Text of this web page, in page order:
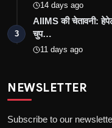
14 days ago
3
AIIMS की चेतावनी:
चुप…
11 days ago
NEWSLETTER
Subscribe to our